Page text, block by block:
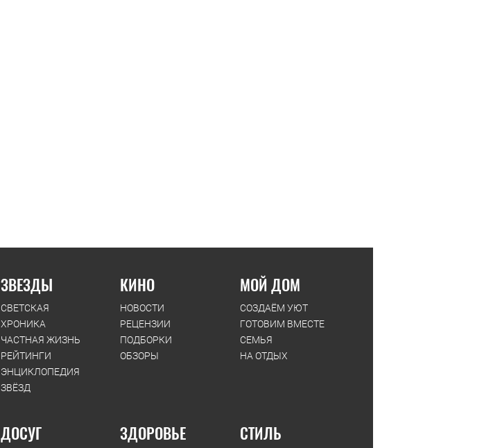
ЗВЕЗДЫ
СВЕТСКАЯ
ХРОНИКА
ЧАСТНАЯ ЖИЗНЬ
РЕЙТИНГИ
ЭНЦИКЛОПЕДИЯ
ЗВЁЗД
КИНО
НОВОСТИ
РЕЦЕНЗИИ
ПОДБОРКИ
ОБЗОРЫ
МОЙ ДОМ
СОЗДАЁМ УЮТ
ГОТОВИМ ВМЕСТЕ
СЕМЬЯ
НА ОТДЫХ
ДОСУГ ЗДОРОВЬЕ СТИЛЬ